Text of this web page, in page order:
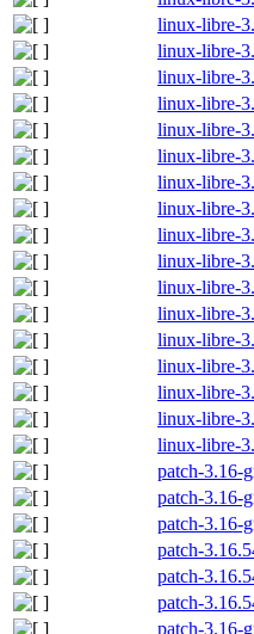
linux-libre-
linux-libre-
linux-libre-
linux-libre-
linux-libre-
linux-libre-
linux-libre-
linux-libre-
linux-libre-
linux-libre-
linux-libre-
linux-libre-
linux-libre-
linux-libre-
linux-libre-
linux-libre-
linux-libre-
patch-3.16-
patch-3.16-
patch-3.16-
patch-
patch-
patch-
patch-3.16-